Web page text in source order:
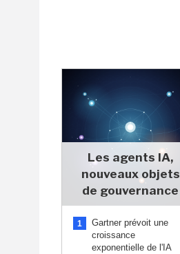
Les agents IA,
nouveaux objets
de gouvernance
1
Gartner prévoit une
croissance
exponentielle de l'IA